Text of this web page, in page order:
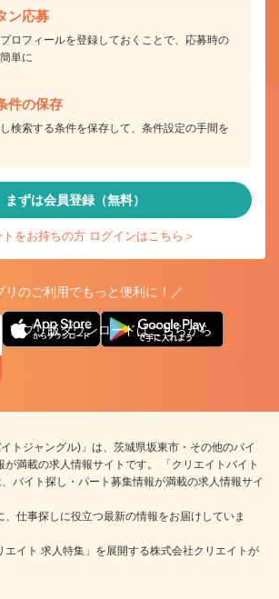
ン応募
ロフィールを登録しておくことで、応募時の
単に
件の保存
検索する条件を保存して、条件設定の手間を
まずは会員登録（無料）
トをお持ちの方 ログインはこちら＞
リのご利用でもっと便利に！／
アプリ版ダウンロードはこちらから
イトジャングル)」は、茨城県坂東市・その他のバイ
が満載の求人情報サイトです。 「クリエイトバイト
バイト探し・パート募集情報が満載の求人情報サイ
仕事探しに役立つ最新の情報をお届けしていま
エイト 求人特集」を展開する株式会社クリエイトが